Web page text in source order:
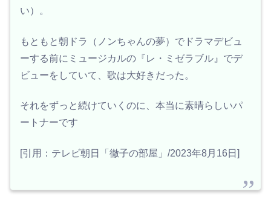
い）。
もともと朝ドラ（ノンちゃんの夢）でドラマデビュ
ーする前にミュージカルの『レ・ミゼラブル』でデ
ビューをしていて、歌は大好きだった。
それをずっと続けていくのに、本当に素晴らしいパ
ートナーです
[引用：テレビ朝日「徹子の部屋」/2023年8月16日]